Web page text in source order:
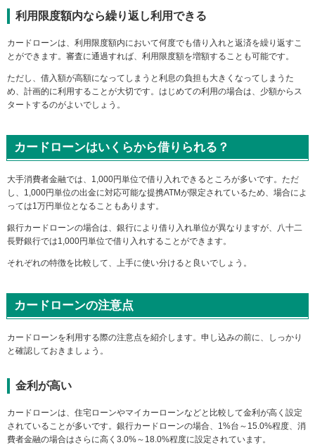
利用限度額内なら繰り返し利用できる
カードローンは、利用限度額内において何度でも借り入れと返済を繰り返すこ
とができます。審査に通過すれば、利用限度額を増額することも可能です。
ただし、借入額が高額になってしまうと利息の負担も大きくなってしまうた
め、計画的に利用することが大切です。はじめての利用の場合は、少額からス
タートするのがよいでしょう。
カードローンはいくらから借りられる？
大手消費者金融では、1,000円単位で借り入れできるところが多いです。ただ
し、1,000円単位の出金に対応可能な提携ATMが限定されているため、場合によ
っては1万円単位となることもあります。
銀行カードローンの場合は、銀行により借り入れ単位が異なりますが、八十二
長野銀行では1,000円単位で借り入れすることができます。
それぞれの特徴を比較して、上手に使い分けると良いでしょう。
カードローンの注意点
カードローンを利用する際の注意点を紹介します。申し込みの前に、しっかり
と確認しておきましょう。
金利が高い
カードローンは、住宅ローンやマイカーローンなどと比較して金利が高く設定
されていることが多いです。銀行カードローンの場合、1%台～15.0%程度、消
費者金融の場合はさらに高く3.0%～18.0%程度に設定されています。